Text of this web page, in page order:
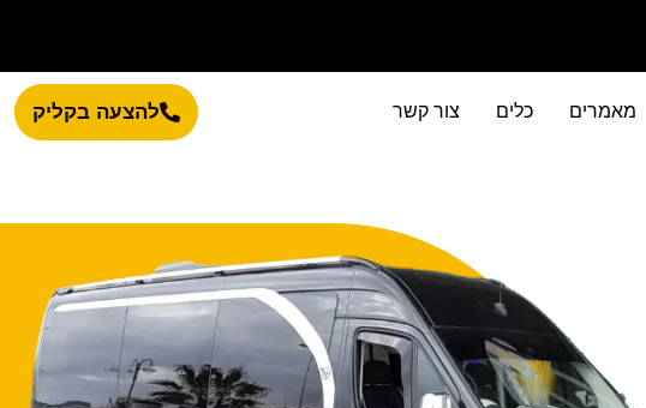
מאמרים כלים צור קשר להצעה בקליק